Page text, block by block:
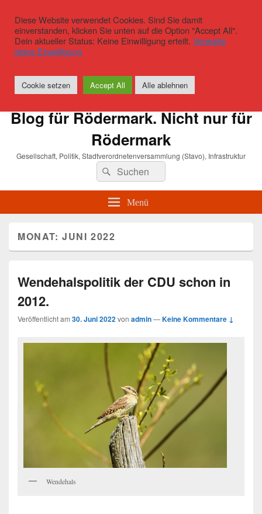
Blog für Rödermark. Nicht nur für
Rödermark
Gesellschaft, Politik, Stadtverordnetenversammlung (Stavo), Infrastruktur
Suchen
nach:
Suchen
Menü
MONAT:JUNI 2022
Wendehalspolitik der CDU schon in
2012.
Veröffentlicht am 30. Juni 2022von admin—Keine Kommentare ↓
Wendehals
Diese Website verwendet Cookies. Sind Sie damit
einverstanden, klicken Sie unten auf die Option "Accept All".
Dein aktueller Status: Keine Einwilligung erteilt. Verwalte
deine Einwilligung
Cookie setzen Accept All Alle ablehnen